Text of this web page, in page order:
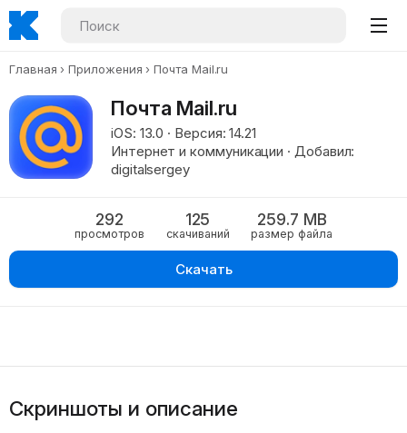
Главная Приложения Почта Mail.ru
Почта Mail.ru
iOS: 13.0 · Версия: 14.21
Интернет и коммуникации · Добавил:
digitalsergey
292
просмотров
125
скачиваний
259.7 MB
размер файла
Скачать
Скриншоты и описание